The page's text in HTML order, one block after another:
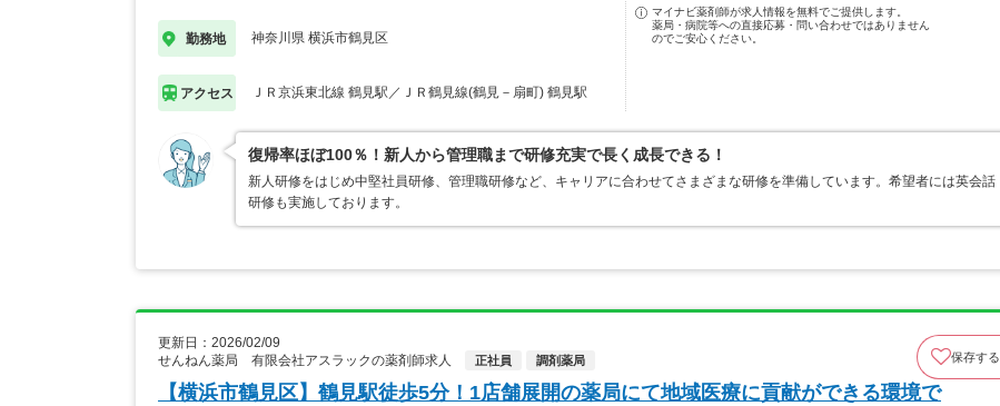
勤務地 神奈川県 横浜市鶴見区
アクセス ＪＲ京浜東北線 鶴見駅／ＪＲ鶴見線(鶴見－扇町) 鶴見駅
マイナビ薬剤師が求人情報を無料でご提供します。
薬局・病院等への直接応募・問い合わせではありません
のでご安心ください。
復帰率ほぼ100％！新人から管理職まで研修充実で長く成長できる！
新人研修をはじめ中堅社員研修、管理職研修など、キャリアに合わせてさまざまな研修を準備しています。希望者には英会話
研修も実施しております。
更新日：2026/02/09
せんねん薬局 有限会社アスラックの薬剤師求人
正社員 調剤薬局 保存する
【横浜市鶴見区】鶴見駅徒歩5分！1店舗展開の薬局にて地域医療に貢献ができる環境で